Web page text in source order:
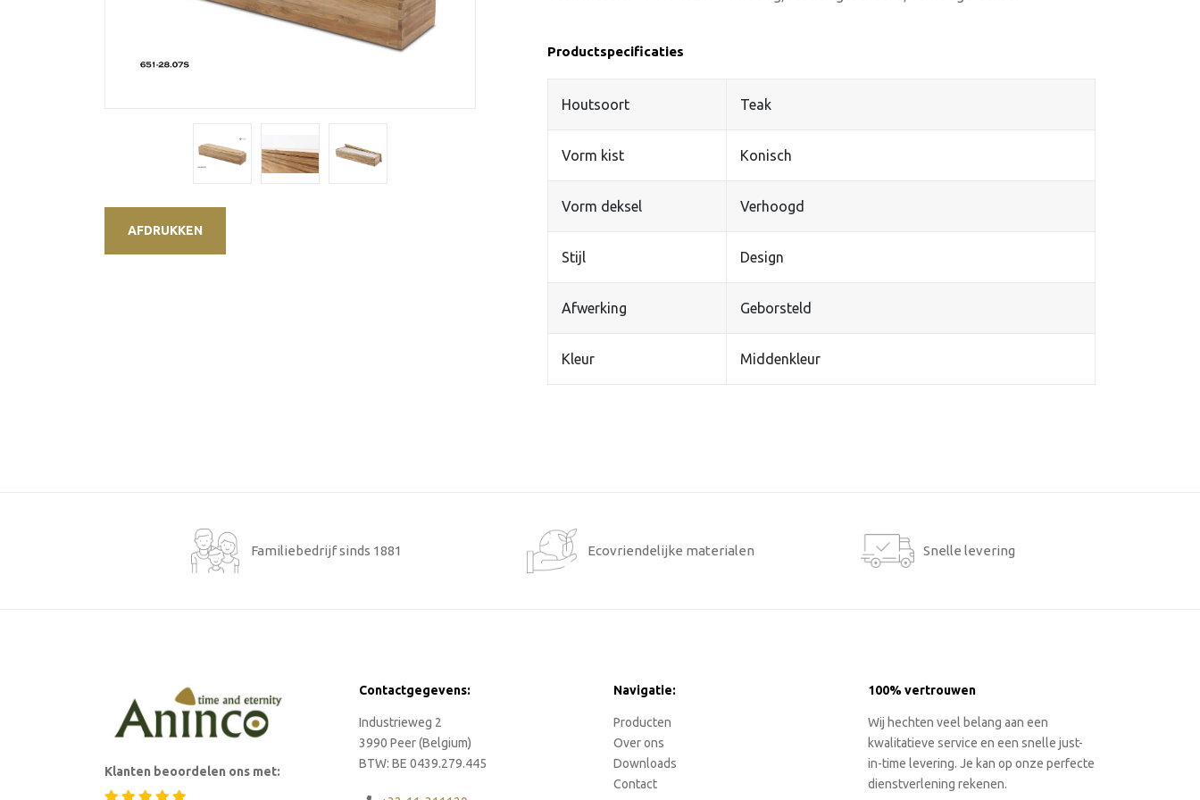
AFDRUKKEN
Productspecificaties
Houtsoort Teak
Vorm kist Konisch
Vorm deksel Verhoogd
Stijl Design
Afwerking Geborsteld
Kleur Middenkleur
Familiebedrijf sinds 1881 Ecovriendelijke materialen Snelle levering
Klanten beoordelen ons met:
Contactgegevens:
Industrieweg 2
3990 Peer (Belgium)
BTW: BE 0439.279.445
Navigatie:
Producten
Over ons
Downloads
Contact
100% vertrouwen
Wij hechten veel belang aan een
kwalitatieve service en een snelle just-
in-time levering. Je kan op onze perfecte
dienstverlening rekenen.